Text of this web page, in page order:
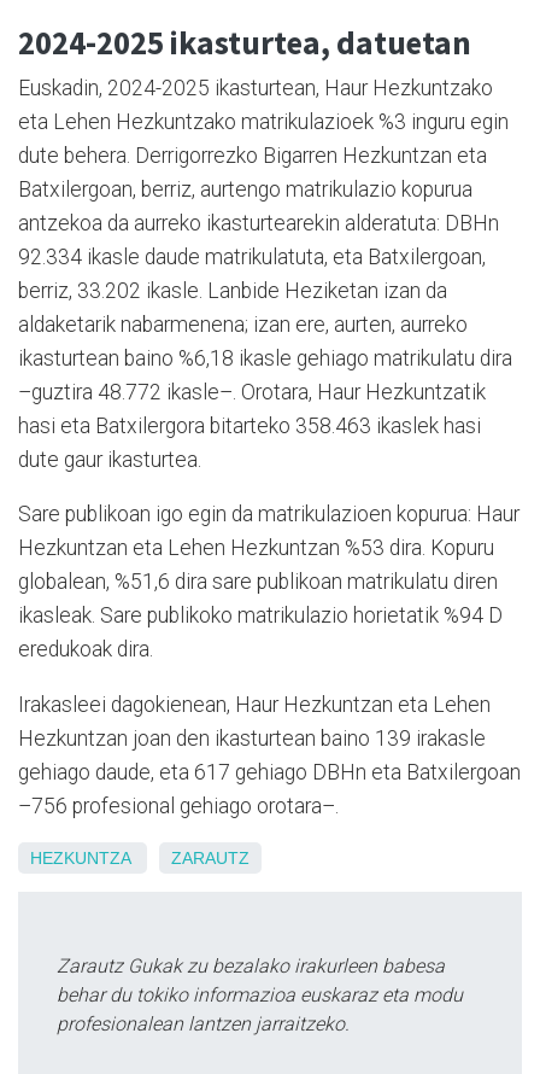
2024-2025 ikasturtea, datuetan
Euskadin, 2024-2025 ikasturtean, Haur Hezkuntzako
eta Lehen Hezkuntzako matrikulazioek %3 inguru egin
dute behera. Derrigorrezko Bigarren Hezkuntzan eta
Batxilergoan, berriz, aurtengo matrikulazio kopurua
antzekoa da aurreko ikasturtearekin alderatuta: DBHn
92.334 ikasle daude matrikulatuta, eta Batxilergoan,
berriz, 33.202 ikasle. Lanbide Heziketan izan da
aldaketarik nabarmenena; izan ere, aurten, aurreko
ikasturtean baino %6,18 ikasle gehiago matrikulatu dira
–guztira 48.772 ikasle–. Orotara, Haur Hezkuntzatik
hasi eta Batxilergora bitarteko 358.463 ikaslek hasi
dute gaur ikasturtea.
Sare publikoan igo egin da matrikulazioen kopurua: Haur
Hezkuntzan eta Lehen Hezkuntzan %53 dira. Kopuru
globalean, %51,6 dira sare publikoan matrikulatu diren
ikasleak. Sare publikoko matrikulazio horietatik %94 D
eredukoak dira.
Irakasleei dagokienean, Haur Hezkuntzan eta Lehen
Hezkuntzan joan den ikasturtean baino 139 irakasle
gehiago daude, eta 617 gehiago DBHn eta Batxilergoan
–756 profesional gehiago orotara–.
HEZKUNTZA ZARAUTZ
Zarautz Gukak zu bezalako irakurleen babesa
behar du tokiko informazioa euskaraz eta modu
profesionalean lantzen jarraitzeko.